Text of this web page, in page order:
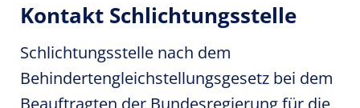
Kontakt Schlichtungsstelle
Schlichtungsstelle nach dem
Behindertengleichstellungsgesetz bei dem
Beauftragten der Bundesregierung für die